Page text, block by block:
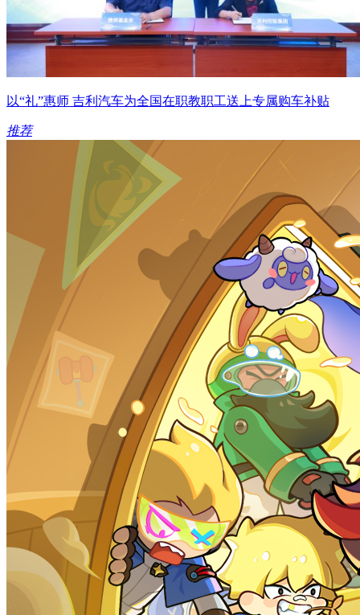
以“礼”惠师 吉利汽车为全国在职教职工送上专属购车补贴
推荐